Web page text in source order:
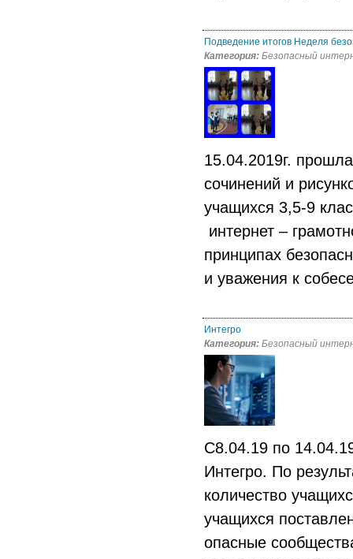
Подведение итогов Неделя
Категория: Безопасный
15.04.2019г.
сочинений и
учащихся 3,5-9
интернет –
принципах
и уважения к
Интегро
Категория: Безопасный
C8.04.19 по
Интегро. По
количество
учащихся
опасные